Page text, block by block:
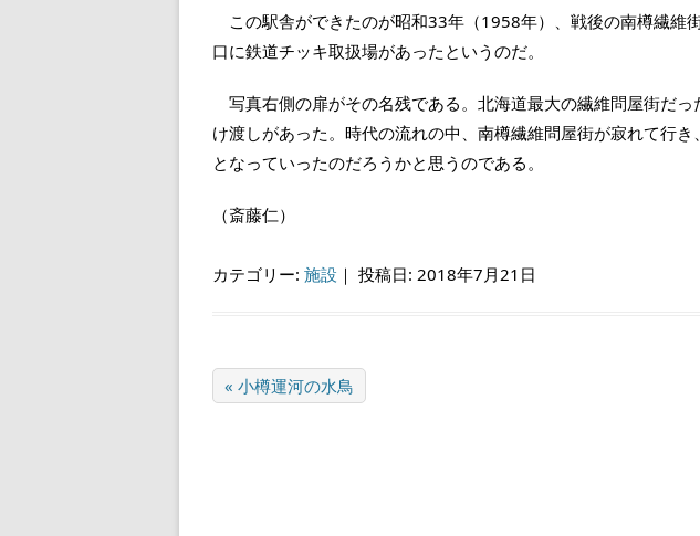
この駅舎ができたのが昭和33年（1958年）、戦後の南樽繊維
口に鉄道チッキ取扱場があったというのだ。
写真右側の扉がその名残である。北海道最大の繊維問屋街だ
け渡しがあった。時代の流れの中、南樽繊維問屋街が寂れて行
となっていったのだろうかと思うのである。
（斎藤仁）
カテゴリー: 施設 ｜ 投稿日: 2018年7月21日
« 小樽運河の水鳥